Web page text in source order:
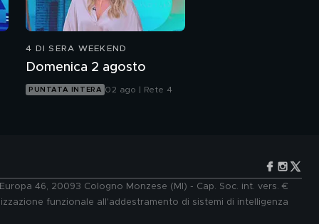
4 DI SERA WEEKEND
Domenica 2 agosto
PUNTATA INTERA 02 ago | Rete 4
46, 20093 Cologno Monzese (MI) - Cap. Soc. int. vers. €
funzionale all'addestramento di sistemi di intelligenza